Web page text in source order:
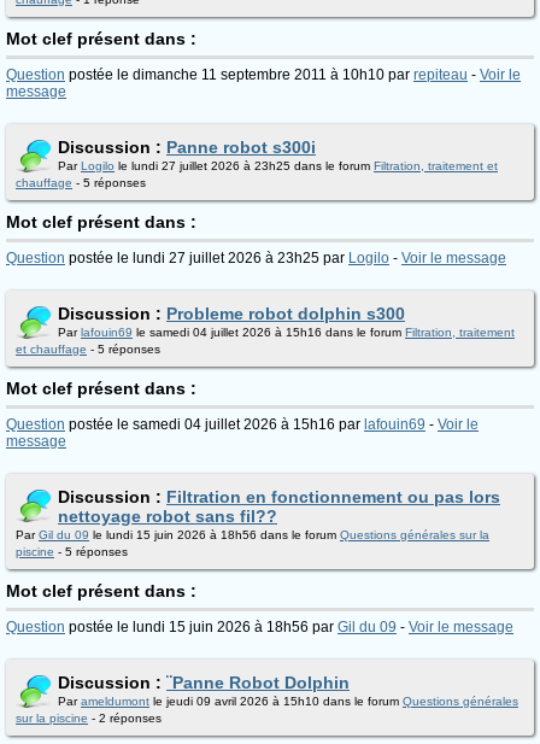
Mot clef présent dans :
Question postée le dimanche 11 septembre 2011 à 10h10 par repiteau - Voir le
message
Discussion : Panne robot s300i
ParLogilo le lundi 27 juillet 2026 à 23h25 dans le forum Filtration, traitement et
chauffage - 5 réponses
Mot clef présent dans :
Question postée le lundi 27 juillet 2026 à 23h25 par Logilo - Voir le message
Discussion : Probleme robot dolphin s300
Parlafouin69 le samedi 04 juillet 2026 à 15h16 dans le forum Filtration, traitement
et chauffage - 5 réponses
Mot clef présent dans :
Question postée le samedi 04 juillet 2026 à 15h16 par lafouin69 - Voir le
message
Discussion : Filtration en fonctionnement ou pas lors
nettoyage robot sans fil??
ParGil du 09 le lundi 15 juin 2026 à 18h56 dans le forum Questions générales sur la
piscine - 5 réponses
Mot clef présent dans :
Question postée le lundi 15 juin 2026 à 18h56 par Gil du 09 - Voir le message
Discussion : ¨Panne Robot Dolphin
Parameldumont le jeudi 09 avril 2026 à 15h10 dans le forum Questions générales
sur la piscine - 2 réponses